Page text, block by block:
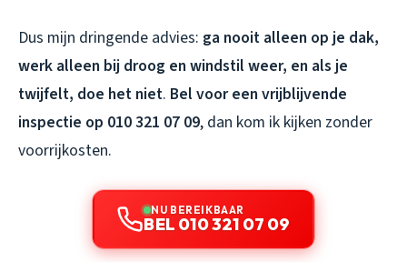
Dus mijn dringende advies: ga nooit alleen op je dak,
werk alleen bij droog en windstil weer, en als je
twijfelt, doe het niet. Bel voor een vrijblijvende
inspectie op 010 321 07 09, dan kom ik kijken zonder
voorrijkosten.
NU BEREIKBAAR
BEL 010 321 07 09